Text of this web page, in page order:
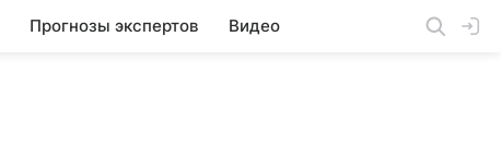
Прогнозы экспертов Видео